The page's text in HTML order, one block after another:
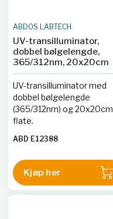
ABDOS LABTECH
UV-transilluminator,
dobbel bølgelengde,
365/312nm, 20x20cm
UV-transilluminator med
dobbel bølgelengde
(365/312nm) og 20x20cm
flate.
ABD E12388
Kjøp her